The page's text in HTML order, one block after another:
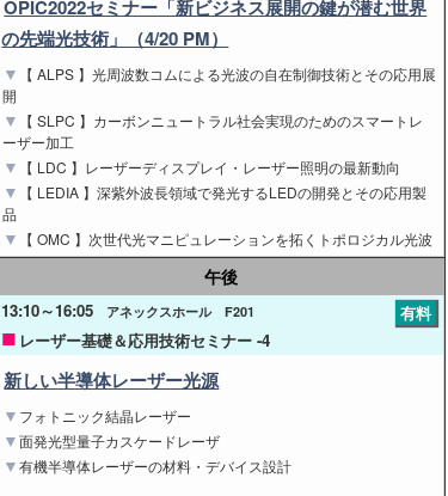
OPIC2022セミナー「新ビジネス展開の鍵が潜む世界
の先端光技術」（4/20 PM）
【 ALPS 】光周波数コムによる光波の自在制御技術とその応用展
開
【 SLPC 】カーボンニュートラル社会実現のためのスマートレ
ーザー加工
【 LDC 】レーザーディスプレイ・レーザー照明の最新動向
【 LEDIA 】深紫外波長領域で発光するLEDの開発とその応用製
品
【 OMC 】次世代光マニピュレーションを拓くトポロジカル光波
午後
有料
13:10～16:05 アネックスホール F201
レーザー基礎＆応用技術セミナー -4
新しい半導体レーザー光源
フォトニック結晶レーザー
面発光型量子カスケードレーザ
有機半導体レーザーの材料・デバイス設計